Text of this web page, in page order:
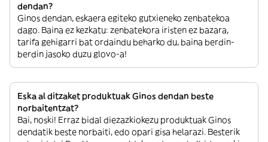
dendan?
Ginos dendan, eskaera egiteko gutxieneko zenbatekoa
dago. Baina ez kezkatu: zenbatekora iristen ez bazara,
tarifa gehigarri bat ordaindu beharko du, baina berdin-
berdin jasoko duzu glovo-a!
Eska al ditzaket produktuak Ginos dendan beste
norbaitentzat?
Bai, noski! Erraz bidal diezazkiokezu produktuak Ginos
dendatik beste norbaiti, edo opari gisa helarazi. Besterik